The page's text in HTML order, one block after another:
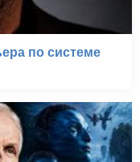
по системе